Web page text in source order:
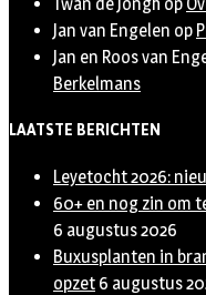
Jan van Engelen op
Jan en Roos van
Berkelmans
LAATSTE BERICHTEN
Leyetocht 2026:
60+ en nog zin om
6 augustus 2026
Buxusplanten in
opzet 6 augustus